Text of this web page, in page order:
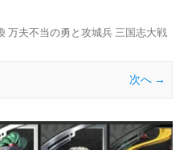
万夫不当の勇と攻城兵 三国志大戦
次へ →